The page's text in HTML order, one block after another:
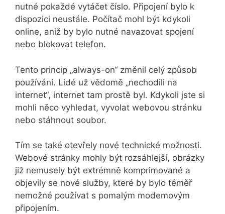
nutné pokaždé vytáčet číslo. Připojení bylo k
dispozici neustále. Počítač mohl být kdykoli
online, aniž by bylo nutné navazovat spojení
nebo blokovat telefon.
Tento princip „always-on“ změnil celý způsob
používání. Lidé už vědomě „nechodili na
internet“, internet tam prostě byl. Kdykoli jste si
mohli něco vyhledat, vyvolat webovou stránku
nebo stáhnout soubor.
Tím se také otevřely nové technické možnosti.
Webové stránky mohly být rozsáhlejší, obrázky
již nemusely být extrémně komprimované a
objevily se nové služby, které by bylo téměř
nemožné používat s pomalým modemovým
připojením.